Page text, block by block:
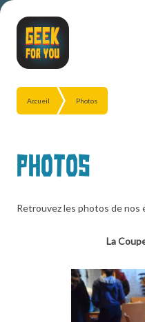
Accueil Photos
Photos
Retrouvez les photos de
La